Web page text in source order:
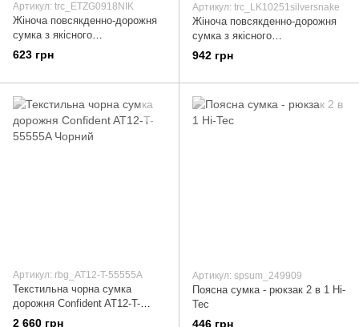
Артикул: trc_ETZG0918NIK
Жіноча повсякденно-дорожня
сумка з якісного
шкірозамінника ETERNO
(Етерн) ETZG09-18NIK
623 грн
Артикул: trc_LK10251silversnake
Жіноча повсякденно-дорожня
сумка з якісного
шкірозамінника LASKARA
(Ласкарєв) LK-10251-silver-
942 грн
Артикул: rbg_AT12-T-55555A
Текстильна чорна сумка
дорожня Confident AT12-T-
55555A Чорний
2 660 грн
Артикул: spsum_249909
Поясна сумка - рюкзак 2 в 1 Hi-
Tec
446 грн